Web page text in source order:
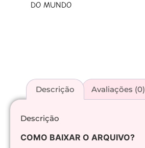
DO MUNDO
Descrição Avaliações (0)
Descrição
COMO BAIXAR O ARQUIVO?